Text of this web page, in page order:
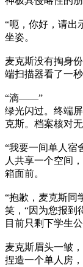
“呃，你好，请
坐姿。
麦克斯没有掏身
端扫描器看了一秒
“滴——”
绿光闪过。终端
克斯。档案核对无
“我要一间单人宿
人共享一个空间
箱面前。
“抱歉，麦克斯同
笑，“因为您报到
目前只剩下学生
麦克斯眉头一皱
捏造一个单人房